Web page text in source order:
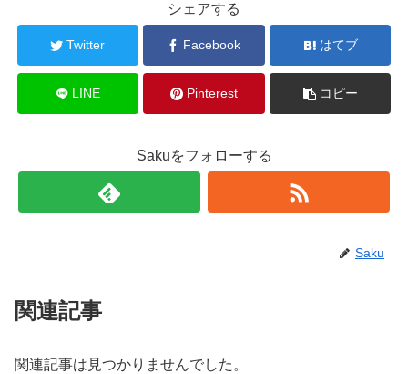
シェアする
Twitter Facebook はてブ
LINE Pinterest コピー
Sakuをフォローする
Saku
関連記事
関連記事は見つかりませんでした。